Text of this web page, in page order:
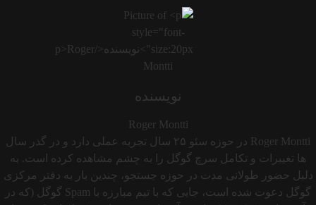
نویسنده
Roger Montti
Roger Montti در حوزه سئو ۲۵ سال تجربه عملی دارد و در گذر سال
ها تغییرات و تکامل سرچ گوگل را به چشم مشاهده کرده است. به
دلیل حضور طولانی مدت در حوزه جستجو، چندین بار به دفتر مرکزی
گوگل دعوت شده است، جایی که با تیم مبارزه با Spam گوگل (که در